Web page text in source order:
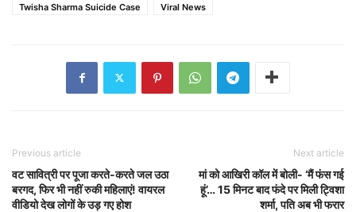
Twisha Sharma Suicide Case
Viral News
Previous article
वट सावित्री पर पूजा करते-करते जल उठा
बरगद, फिर भी नहीं रुकी महिलाएं! वायरल
वीडियो देख लोगों के उड़ गए होश
Next article
मां को आखिरी कॉल में बोली- ‘मैं फंस गई
हूं’… 15 मिनट बाद फंदे पर मिली ट्विशा
शर्मा, पति अब भी फरार